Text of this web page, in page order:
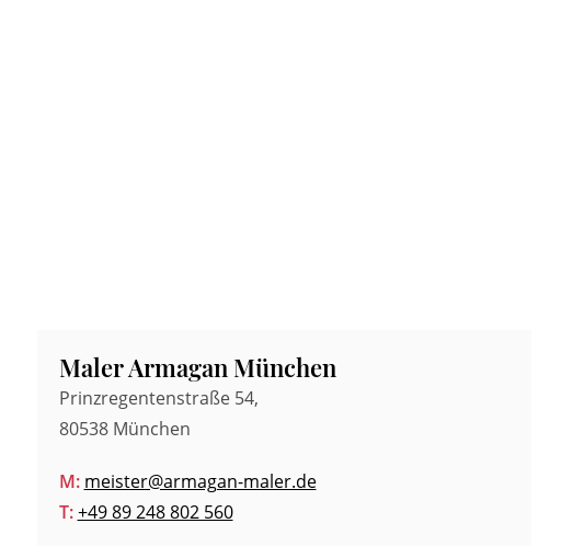
Maler Armagan München
Prinzregentenstraße 54,
80538 München
M: meister@armagan-maler.de
T: +49 89 248 802 560